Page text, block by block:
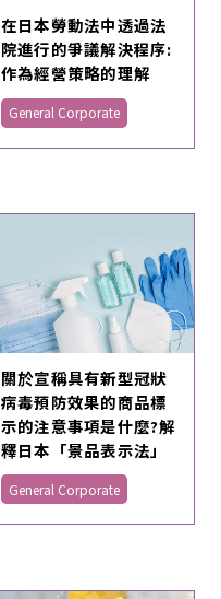
在日本勞動法中透過法
院進行的爭議解決程序:
作為經營策略的理解
General Corporate
關於宣稱具有新型冠狀
病毒預防效果的商品標
示的注意事項是什麼?解
釋日本「景品表示法」
General Corporate